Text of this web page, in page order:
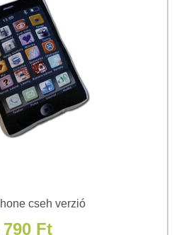
cseh verzió
790 Ft